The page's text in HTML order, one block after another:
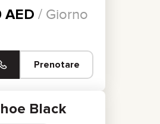
AED / Giorno
Prenotare
Black